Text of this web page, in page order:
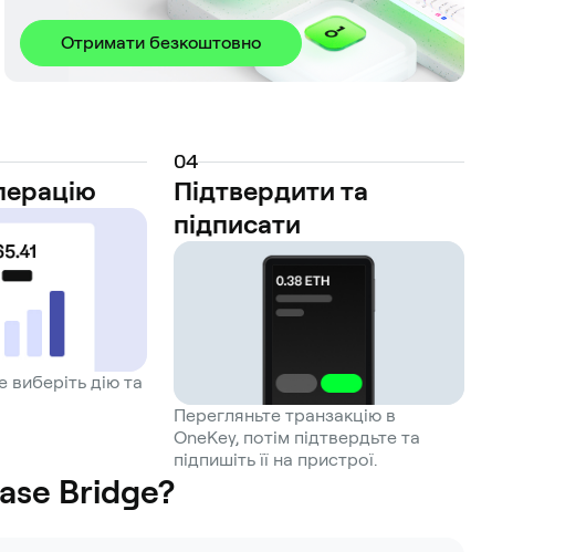
Отримати безкоштовно
дію та
04
Підтвердити та
підписати
Перегляньте транзакцію в
OneKey, потім підтвердьте та
підпишіть її на пристрої.
Bridge?